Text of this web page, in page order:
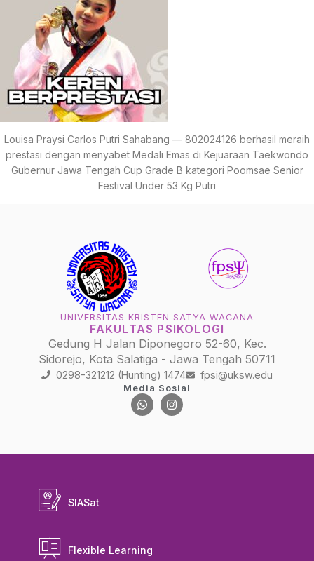
Louisa Praysi Carlos Putri Sahabang — 802024126 berhasil meraih
prestasi dengan menyabet Medali Emas di Kejuaraan Taekwondo
Gubernur Jawa Tengah Cup Grade B kategori Poomsae Senior
Festival Under 53 Kg Putri
UNIVERSITAS KRISTEN SATYA WACANA
FAKULTAS PSIKOLOGI
Gedung H Jalan Diponegoro 52-60, Kec.
Sidorejo, Kota Salatiga - Jawa Tengah 50711
0298-321212 (Hunting) 1474 fpsi@uksw.edu
Media Sosial
SIASat
Flexible Learning